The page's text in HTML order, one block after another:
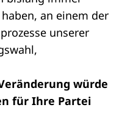
an einem der
unserer
würde
für Ihre Partei